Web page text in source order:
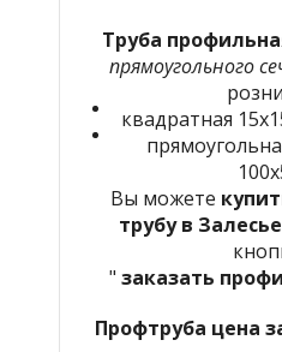
Труба
прямоугольного
квадратная
Вы можете
трубу в Залесье
" заказать
Профтруба цена